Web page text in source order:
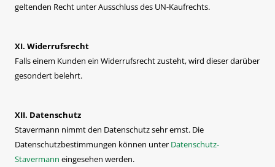
geltenden Recht unter Ausschluss des UN-Kaufrechts.
XI. Widerrufsrecht
Falls einem Kunden ein Widerrufsrecht zusteht, wird dieser darüber
gesondert belehrt.
XII. Datenschutz
Stavermann nimmt den Datenschutz sehr ernst. Die
Datenschutzbestimmungen können unter Datenschutz-
Stavermann eingesehen werden.